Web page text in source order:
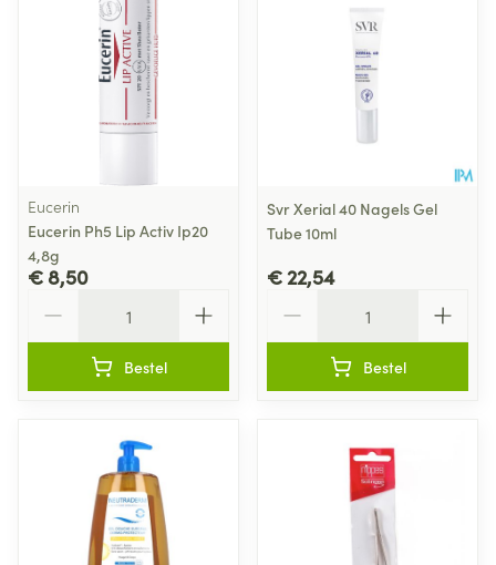
Eucerin
Eucerin Ph5 Lip Activ Ip20
4,8g
€ 8,50
Bestel
Svr Xerial 40 Nagels Gel
Tube 10ml
€ 22,54
Bestel